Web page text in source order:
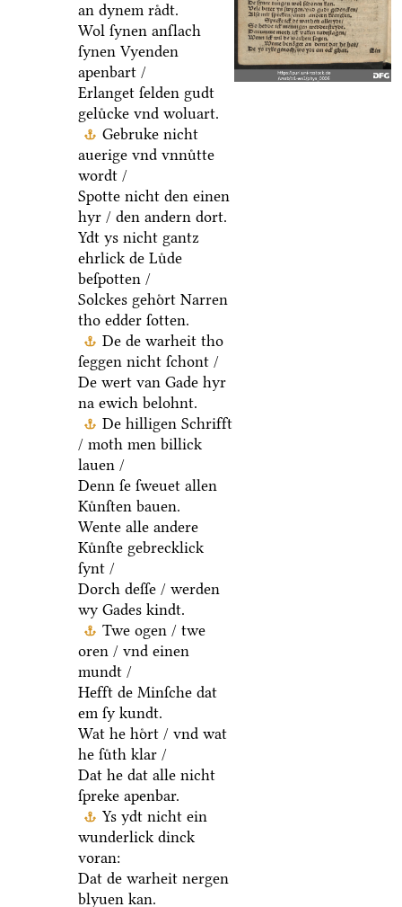
an dynem raͤdt.
Wol ſynen anſlach
ſynen Vyenden
apenbart /
Erlanget ſelden gudt
geluͤcke vnd woluart.
Gebruke nicht
auerige vnd vnnuͤtte
wordt /
Spotte nicht den einen
hyr / den andern dort.
Ydt ys nicht gantz
ehrlick de Luͤde
beſpotten /
Solckes gehoͤrt Narren
tho edder ſotten.
De de warheit tho
ſeggen nicht ſchont /
De wert van Gade hyr
na ewich belohnt.
De hilligen Schrifft
/ moth men billick
lauen /
Denn ſe ſweuet allen
Kuͤnſten bauen.
Wente alle andere
Kuͤnſte gebrecklick
ſynt /
Dorch deſſe / werden
wy Gades kindt.
Twe ogen / twe
oren / vnd einen
mundt /
Hefft de Minſche dat
em ſy kundt.
Wat he hoͤrt / vnd wat
he ſuͤth klar /
Dat he dat alle nicht
ſpreke apenbar.
Ys ydt nicht ein
wunderlick dinck
voran:
Dat de warheit nergen
blyuen kan.